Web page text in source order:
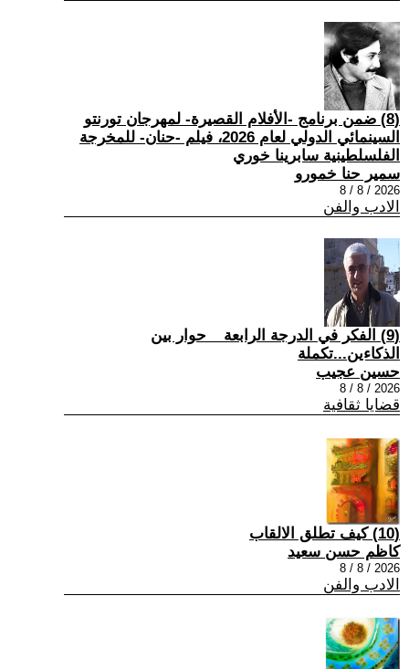
(8) ضمن برنامج -الأفلام القصيرة- لمهرجان تورنتو
السينمائي الدولي لعام 2026، فيلم -حنان- للمخرجة
الفلسلطينية سابرينا خوري
سمير حنا خمورو
2026 / 8 / 8
الادب والفن
(9) الفكر في الدرجة الرابعة _ حوار بين
الذكاءين...تكملة
حسين عجيب
2026 / 8 / 8
قضايا ثقافية
(10) كيف تطلق الالقاب
كاظم حسن سعيد
2026 / 8 / 8
الادب والفن